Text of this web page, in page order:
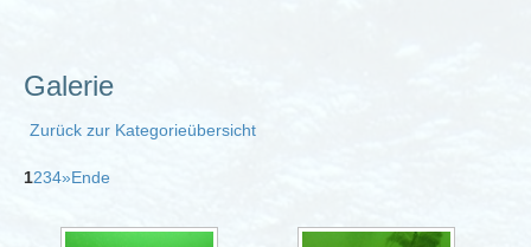
Galerie
Zurück zur Kategorieübersicht
1234»Ende